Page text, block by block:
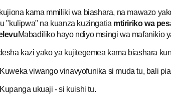
kama mmiliki wa biashara, na mawazo
"kulipwa" na kuanza kuzingatia mtiririko wa
Mabadiliko hayo ndiyo msingi wa mafanikio
kazi yako ya kujitegemea kama biashara
Kuweka viwango vinavyofunika si muda tu, bali
Kupanga ukuaji - si kuishi tu.